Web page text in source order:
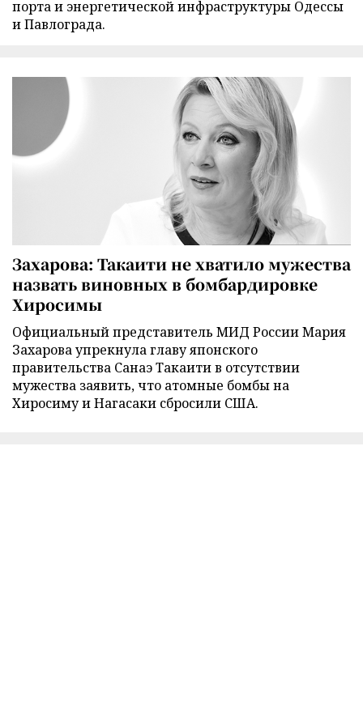
порта и энергетической инфраструктуры Одессы
и Павлограда.
Захарова: Такаити не хватило мужества
назвать виновных в бомбардировке
Хиросимы
Официальный представитель МИД России Мария
Захарова упрекнула главу японского
правительства Санаэ Такаити в отсутствии
мужества заявить, что атомные бомбы на
Хиросиму и Нагасаки сбросили США.